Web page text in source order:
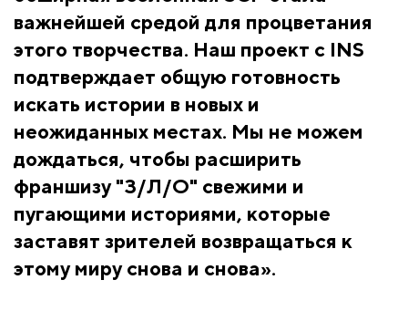
важнейшей средой для процветания
этого творчества. Наш проект с INS
подтверждает общую готовность
искать истории в новых и
неожиданных местах. Мы не можем
дождаться, чтобы расширить
франшизу "З/Л/О" свежими и
пугающими историями, которые
заставят зрителей возвращаться к
этому миру снова и снова».